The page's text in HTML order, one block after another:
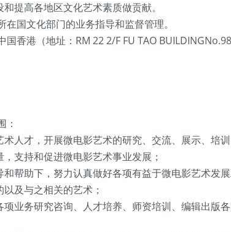
提高各地区文化艺术素质做贡献。
文化部门的业务指导和监督管理。
港（地址：RM 22 2/F FU TAO BUILDINGNo.98
才，开展微电影艺术的研究、交流、展示、培训
持和促进微电影艺术事业发展；
助下，努力认真做好各项有益于微电影艺术发展
及与之相关的艺术；
务研究咨询、人才培养、师资培训、编辑出版